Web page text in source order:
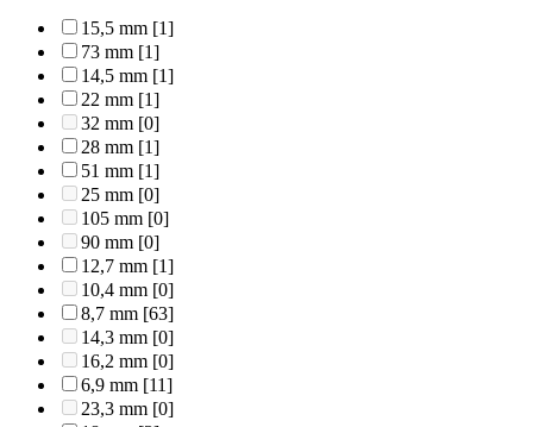
15,5 mm [1]
73 mm [1]
14,5 mm [1]
22 mm [1]
32 mm [0]
28 mm [1]
51 mm [1]
25 mm [0]
105 mm [0]
90 mm [0]
12,7 mm [1]
10,4 mm [0]
8,7 mm [63]
14,3 mm [0]
16,2 mm [0]
6,9 mm [11]
23,3 mm [0]